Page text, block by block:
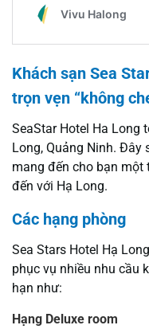
Khách sạn Sea
trọn vẹn “không
SeaStar Hotel Ha Long
Long, Quảng Ninh.
mang đến cho bạn
đến với Hạ Long.
Các hạng phòng
Sea Stars Hotel Hạ
phục vụ nhiều nhu cầu
hạn như:
Hạng Deluxe room